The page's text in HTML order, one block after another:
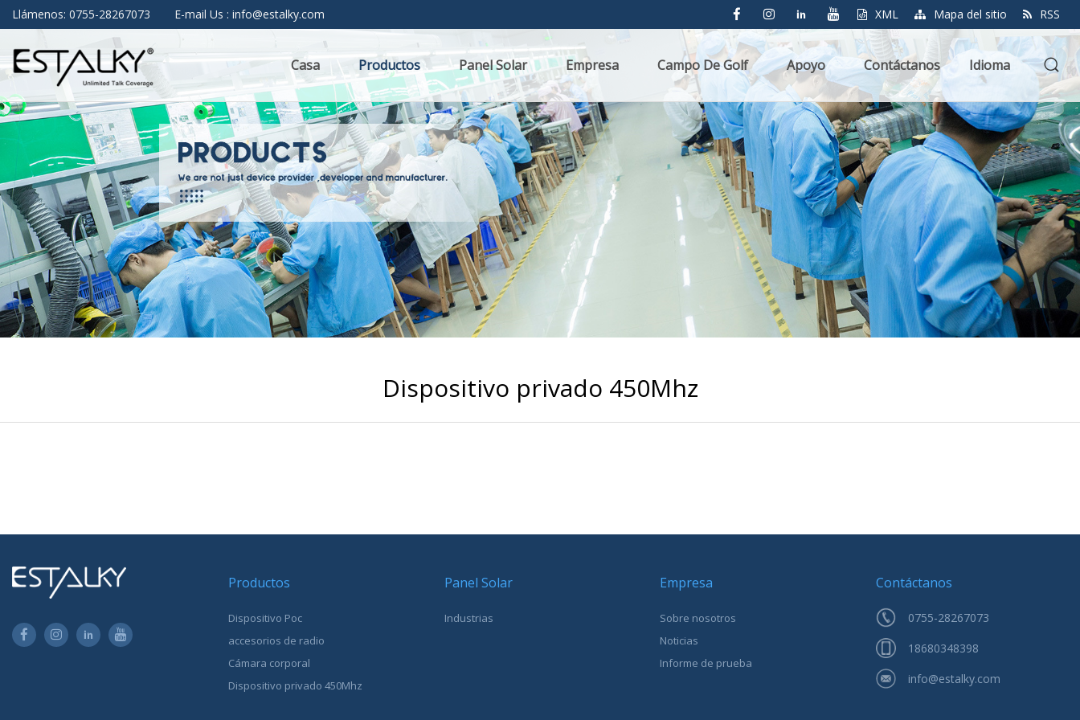
Llámenos: 0755-28267073 E-mail Us : info@estalky.com XML Mapa del sitio RSS
Casa Productos Panel Solar Empresa Campo De Golf Apoyo Contáctanos Idioma
Dispositivo privado 450Mhz
Productos
Dispositivo Poc
accesorios de radio
Cámara corporal
Dispositivo privado 450Mhz
Panel Solar
Industrias
Empresa
Sobre nosotros
Noticias
Informe de prueba
Contáctanos
0755-28267073
18680348398
info@estalky.com